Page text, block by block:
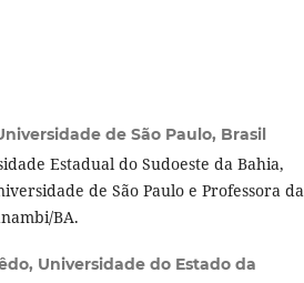
de São Paulo, Brasil
Estadual do Sudoeste da Bahia,
de São Paulo e Professora da
BA.
Universidade do Estado da